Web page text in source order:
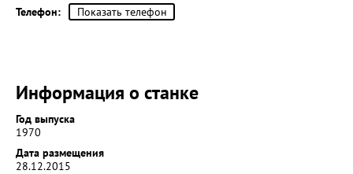
Телефон:
Показать телефон
Информация о станке
Год выпуска
1970
Дата размещения
28.12.2015